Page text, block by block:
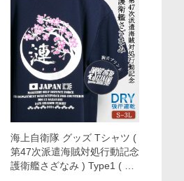
海上自衛隊 グッズ Tシャツ (
第47次派遣海賊対処行動記念
護衛艦さざなみ ) Type1 ( 桜